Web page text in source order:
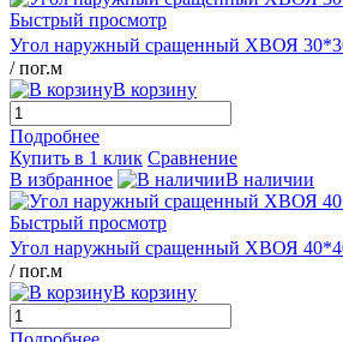
Быстрый просмотр
Угол наружный сращенный ХВОЯ
/ пог.м
В корзину
Подробнее
Купить в 1 клик Сравнение
В избранное
В наличии
Быстрый просмотр
Угол наружный сращенный ХВОЯ
/ пог.м
В корзину